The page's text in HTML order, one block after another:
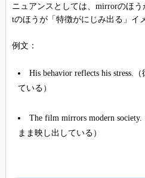
ニュアンスとしては、mirrorのほ
tのほうが「特徴がにじみ出る」イ
例文：
His behavior reflects his stress.
ている）
The film mirrors modern
まま映し出している）